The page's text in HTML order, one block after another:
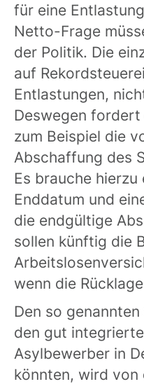
für eine
Netto-Frage
der Politik. Die
auf
Entlastungen,
Deswegen
zum Beispiel die
Abschaffung des
Es brauche
Enddatum und
die endgültige
sollen künftig die
wenn die
Den so
den gut
Asylbewerber in
könnten, wird von